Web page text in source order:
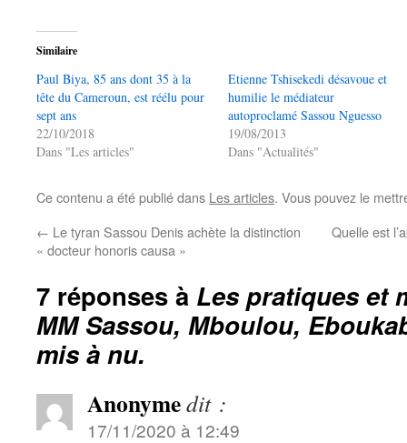
Similaire
Paul Biya, 85 ans dont 35 à la
tête du Cameroun, est réélu pour
sept ans
22/10/2018
Dans "Les articles"
Etienne Tshisekedi désavoue et
humilie le médiateur
autoproclamé Sassou Nguesso
19/08/2013
Dans "Actualités"
Ce contenu a été publié dans Les articles. Vous pouvez le
← Le tyran Sassou Denis achète la distinction
« docteur honoris causa »
Quelle est
7 réponses à Les pratiques et
MM Sassou, Mboulou,
mis à nu.
Anonymedit :
17/11/2020 à 12:49